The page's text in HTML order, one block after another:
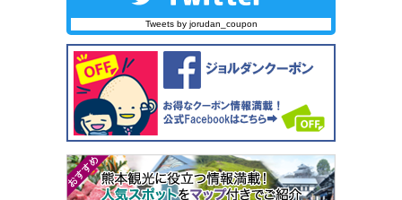
Tweets by jorudan_coupon